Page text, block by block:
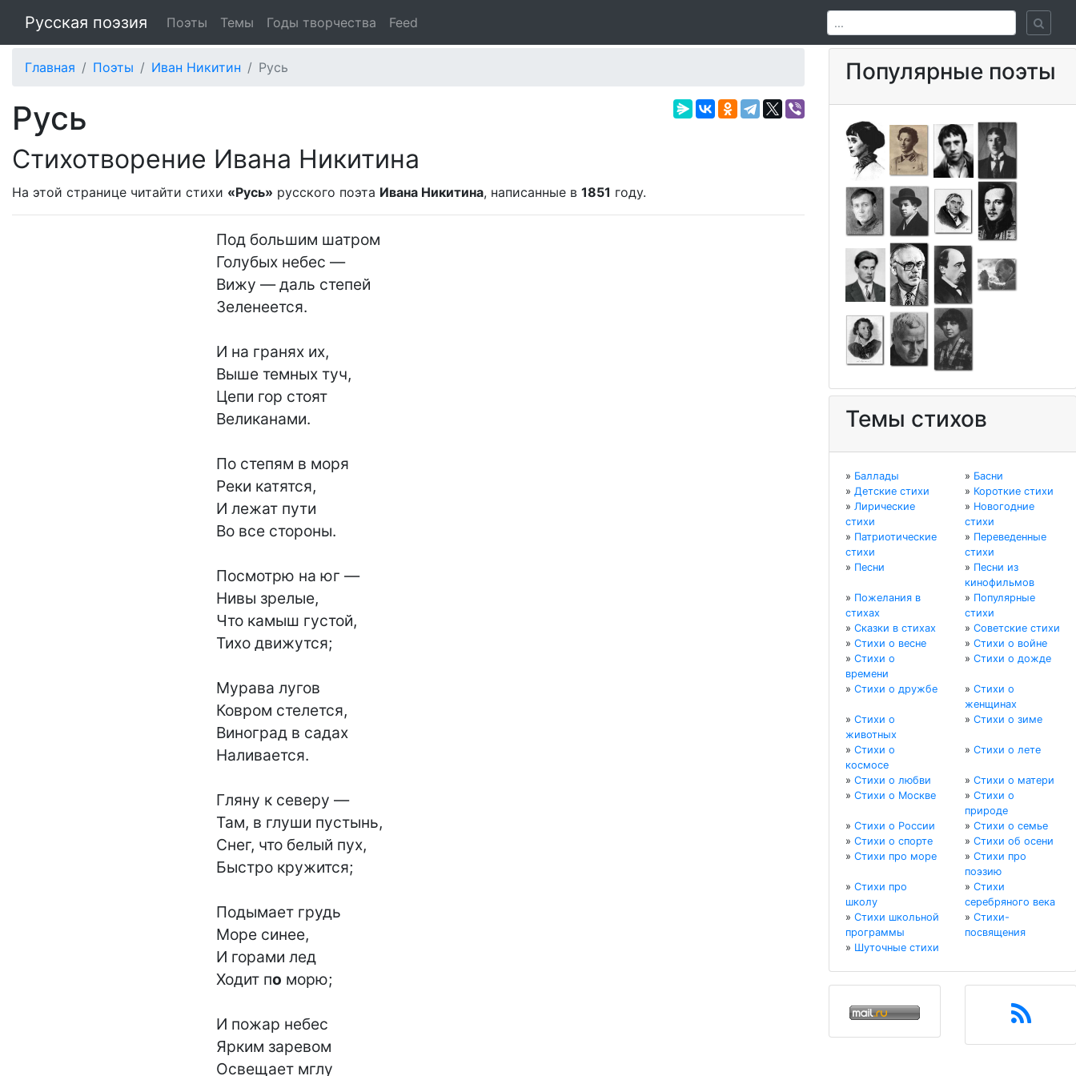
Русская поэзия Поэты Темы Годы творчества Feed
Главная Поэты Иван Никитин Русь
Русь
Стихотворение Ивана Никитина
На этой странице читайти стихи «Русь» русского поэта Ивана Никитина, написанные в 1851 году.
Под большим шатром
Голубых небес —
Вижу — даль степей
Зеленеется.
И на гранях их,
Выше темных туч,
Цепи гор стоят
Великанами.
По степям в моря
Реки катятся,
И лежат пути
Во все стороны.
Посмотрю на юг —
Нивы зрелые,
Что камыш густой,
Тихо движутся;
Мурава лугов
Ковром стелется,
Виноград в садах
Наливается.
Гляну к северу —
Там, в глуши пустынь,
Снег, что белый пух,
Быстро кружится;
Подымает грудь
Море синее,
И горами лед
Ходит по морю;
И пожар небес
Ярким заревом
Освещает мглу
Популярные поэты
Темы стихов
» Баллады » Басни
» Детские стихи » Короткие стихи
» Лирические
стихи
» Новогодние
стихи
» Патриотические
стихи
» Переведенные
стихи
» Песни » Песни из
кинофильмов
» Пожелания в
стихах
» Популярные
стихи
» Сказки в стихах » Советские стихи
» Стихи о весне » Стихи о войне
» Стихи о
времени
» Стихи о дожде
» Стихи о дружбе » Стихи о
женщинах
» Стихи о
животных
» Стихи о зиме
» Стихи о
космосе
» Стихи о лете
» Стихи о любви » Стихи о матери
» Стихи о Москве » Стихи о
природе
» Стихи о России » Стихи о семье
» Стихи о спорте » Стихи об осени
» Стихи про море » Стихи про
поэзию
» Стихи про
школу
» Стихи
серебряного века
» Стихи школьной
программы
» Стихи-
посвящения
» Шуточные стихи